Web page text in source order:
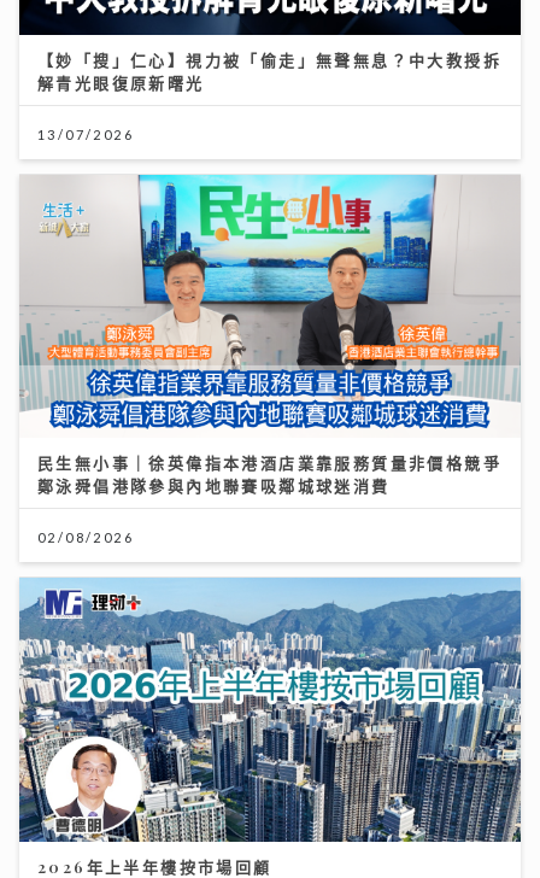
【妙「搜」仁心】視力被「偷走」無聲無息？中大教授拆
解青光眼復原新曙光
13/07/2026
民生無小事｜徐英偉指本港酒店業靠服務質量非價格競爭
鄭泳舜倡港隊參與內地聯賽吸鄰城球迷消費
02/08/2026
2026年上半年樓按市場回顧